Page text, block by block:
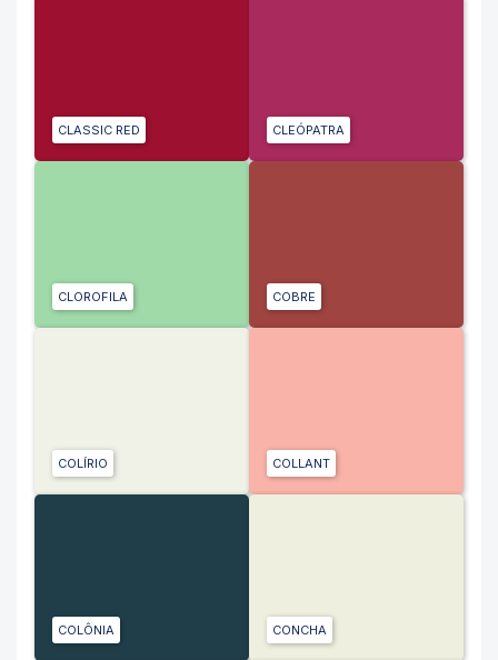
CLASSIC RED CLEÓPATRA
CLOROFILA COBRE
COLÍRIO COLLANT
COLÔNIA CONCHA